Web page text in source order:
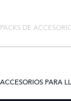
PACKS DE
ACCESORIOS PARA